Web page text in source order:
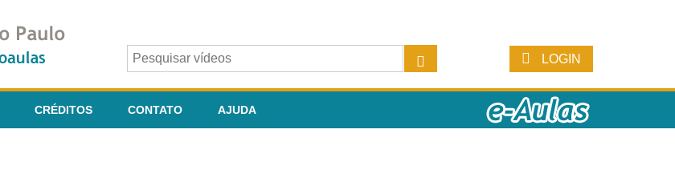
LOGIN
CRÉDITOS CONTATO AJUDA